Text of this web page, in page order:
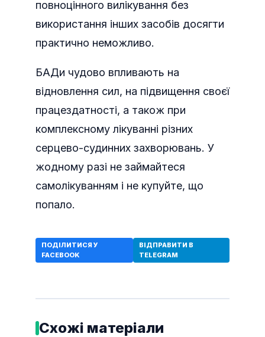
повноцінного вилікування без
використання інших засобів досягти
практично неможливо.
БАДи чудово впливають на
відновлення сил, на підвищення своєї
працездатності, а також при
комплексному лікуванні різних
серцево-судинних захворювань. У
жодному разі не займайтеся
самолікуванням і не купуйте, що
попало.
ПОДІЛИТИСЯ У
FACEBOOK
ВІДПРАВИТИ В
TELEGRAM
Схожі матеріали